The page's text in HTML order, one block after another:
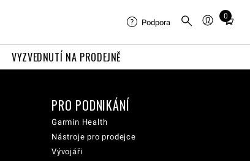
VYZVEDNUTÍ NA PRODEJNĚ
Podpora
0
Total
cart:
PRO PODNIKÁNÍ
Garmin Health
Nástroje pro prodejce
Vývojáři